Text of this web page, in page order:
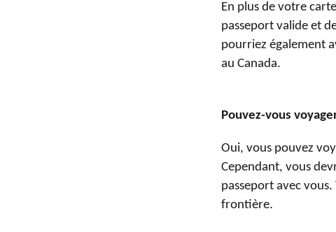
En plus de votre
passeport valide et
pourriez également
au Canada.
Pouvez-vous
Oui, vous pouvez
Cependant, vous
passeport avec
frontière.